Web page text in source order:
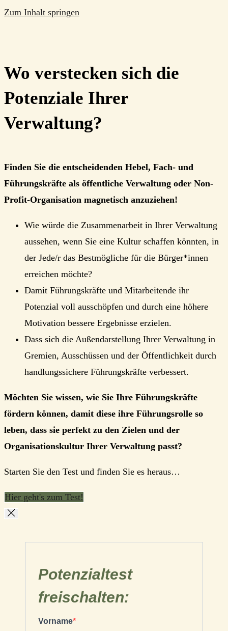
Zum Inhalt springen
Wo verstecken sich die
Potenziale Ihrer
Verwaltung?
Finden Sie die entscheidenden Hebel, Fach- und
Führungskräfte als öffentliche Verwaltung oder Non-
Profit-Organisation magnetisch anzuziehen!
Wie würde die Zusammenarbeit in Ihrer Verwaltung
aussehen, wenn Sie eine Kultur schaffen könnten, in
der Jede/r das Bestmögliche für die Bürger*innen
erreichen möchte?
Damit Führungskräfte und Mitarbeitende ihr
Potenzial voll ausschöpfen und durch eine höhere
Motivation bessere Ergebnisse erzielen.
Dass sich die Außendarstellung Ihrer Verwaltung in
Gremien, Ausschüssen und der Öffentlichkeit durch
handlungssichere Führungskräfte verbessert.
Möchten Sie wissen, wie Sie Ihre Führungskräfte
fördern können, damit diese ihre Führungsrolle so
leben, dass sie perfekt zu den Zielen und der
Organisationskultur Ihrer Verwaltung passt?
Starten Sie den Test und finden Sie es heraus…
Hier geht's zum Test!